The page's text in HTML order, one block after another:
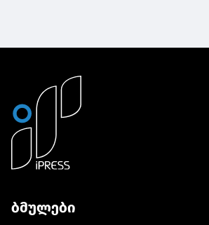
პირების საქმეები
რუსეთს
ბმულები